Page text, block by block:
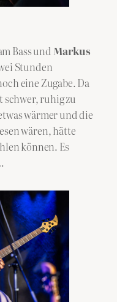
Bass und Markus
Stunden
eine Zugabe. Da
schwer, ruhig zu
wärmer und die
wären, hätte
können. Es